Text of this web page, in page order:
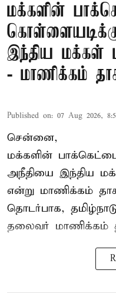
மக்களின்
இந்திய மக்கள்
- மாணிக்கம்
Published on: 07 Aug 2026,
சென்னை,
மக்களின்
அநீதியை இந்திய
என்று மாணிக்கம்
தொடர்பாக,
தலைவர் மாணிக்கம்